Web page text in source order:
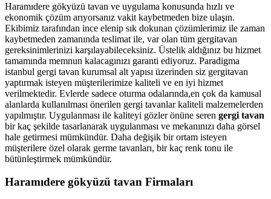
Haramıdere gökyüzü tavan ve uygulama konusunda hızlı ve
ekonomik çözüm arıyorsanız vakit kaybetmeden bize ulaşın.
Ekibimiz tarafından ince elenip sık dokunan çözümlerimiz ile zaman
kaybetmeden zamanında teslimat ile, var olan tüm gergitavan
gereksinimlerinizi karşılayabileceksiniz. Üstelik aldığınız bu hizmet
tamamında memnun kalacagınızı garanti ediyoruz. Paradigma
istanbul gergi tavan kurumsal alt yapısı üzerinden siz gergitavan
yaptırmak isteyen müşterilerimize kaliteli ve en iyi hizmet
verilmektedir. Evlerde sadece oturma odalarında,en çok da kamusal
alanlarda kullanılması önerilen gergi tavanlar kaliteli malzemelerden
yapılmıştır. Uygulanması ile kaliteyi gözler önüne seren gergi tavan
bir kaç şekilde tasarlanarak uygulanması ve mekanınızı daha görsel
hale getirmesi mümkündür. Daha değişik bir ortam isteyen
müşterilere özel olarak germe tavanları, bir kaç renk tonu ile
bütünleştirmek mümkündür.
Haramıdere gökyüzü tavan Firmaları